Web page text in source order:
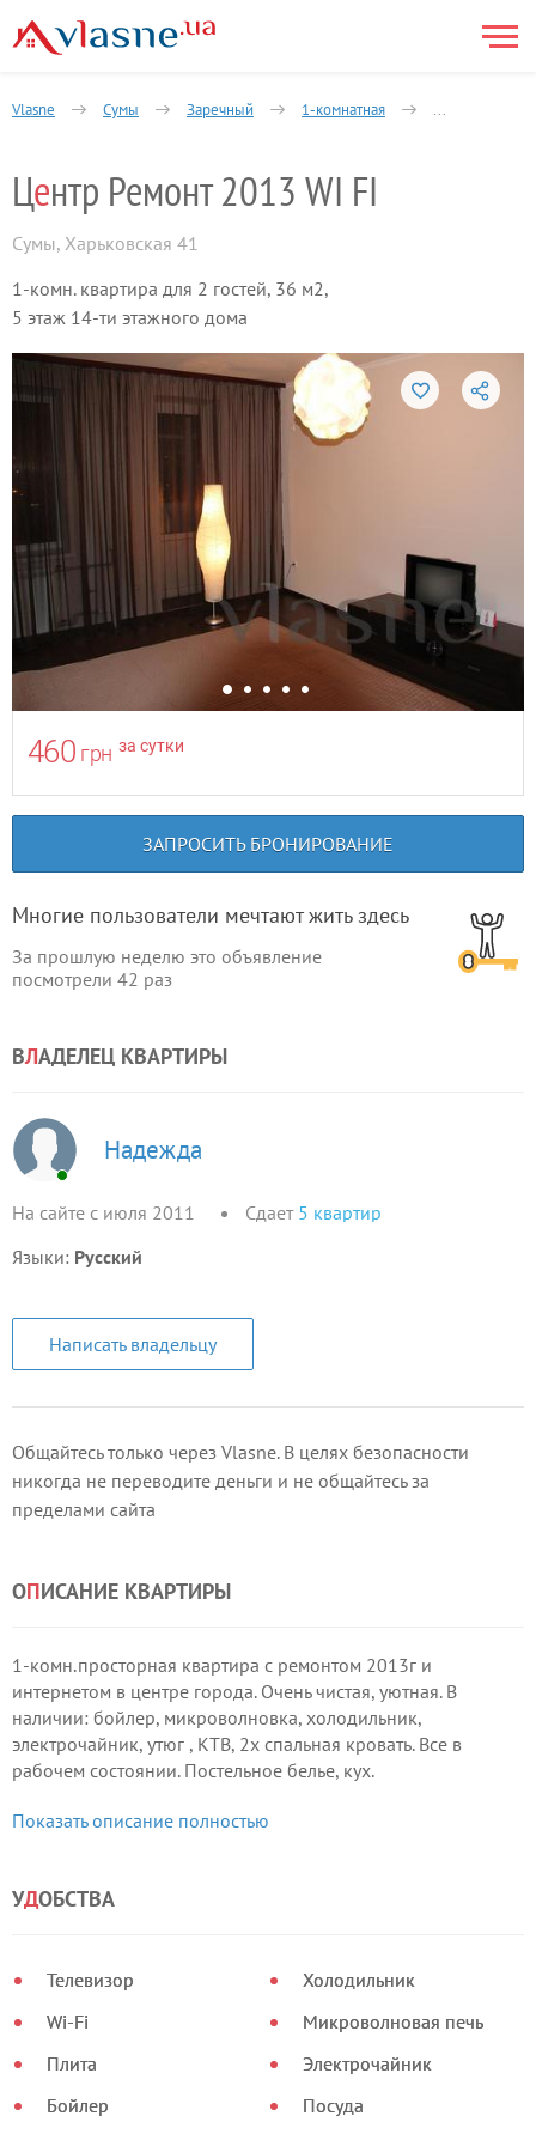
Vlasne Сумы Заречный 1-комнатная Харьковская
Центр Ремонт 2013 WI FI
Сумы, Харьковская 41
1-комн. квартира для 2 гостей, 36 м2,
5 этаж 14-ти этажного дома
460 грн за сутки
ЗАПРОСИТЬ БРОНИРОВАНИЕ
Многие пользователи мечтают жить здесь
За прошлую неделю это объявление
посмотрели 42 раз
ВЛАДЕЛЕЦ КВАРТИРЫ
Надежда
На сайте с июля 2011 Сдает 5 квартир
Языки: Русский
Написать владельцу
Общайтесь только через Vlasne. В целях безопасности
никогда не переводите деньги и не общайтесь за
пределами сайта
ОПИСАНИЕ КВАРТИРЫ
1-комн.просторная квартира с ремонтом 2013г и
интернетом в центре города. Очень чистая, уютная. В
наличии: бойлер, микроволновка, холодильник,
электрочайник, утюг , КТВ, 2х спальная кровать. Все в
рабочем состоянии. Постельное белье, кух.
все необходимое для комфортного проживания.
Показать описание полностью
УДОБСТВА
Телевизор
Wi-Fi
Плита
Бойлер
Холодильник
Микроволновая печь
Электрочайник
Посуда